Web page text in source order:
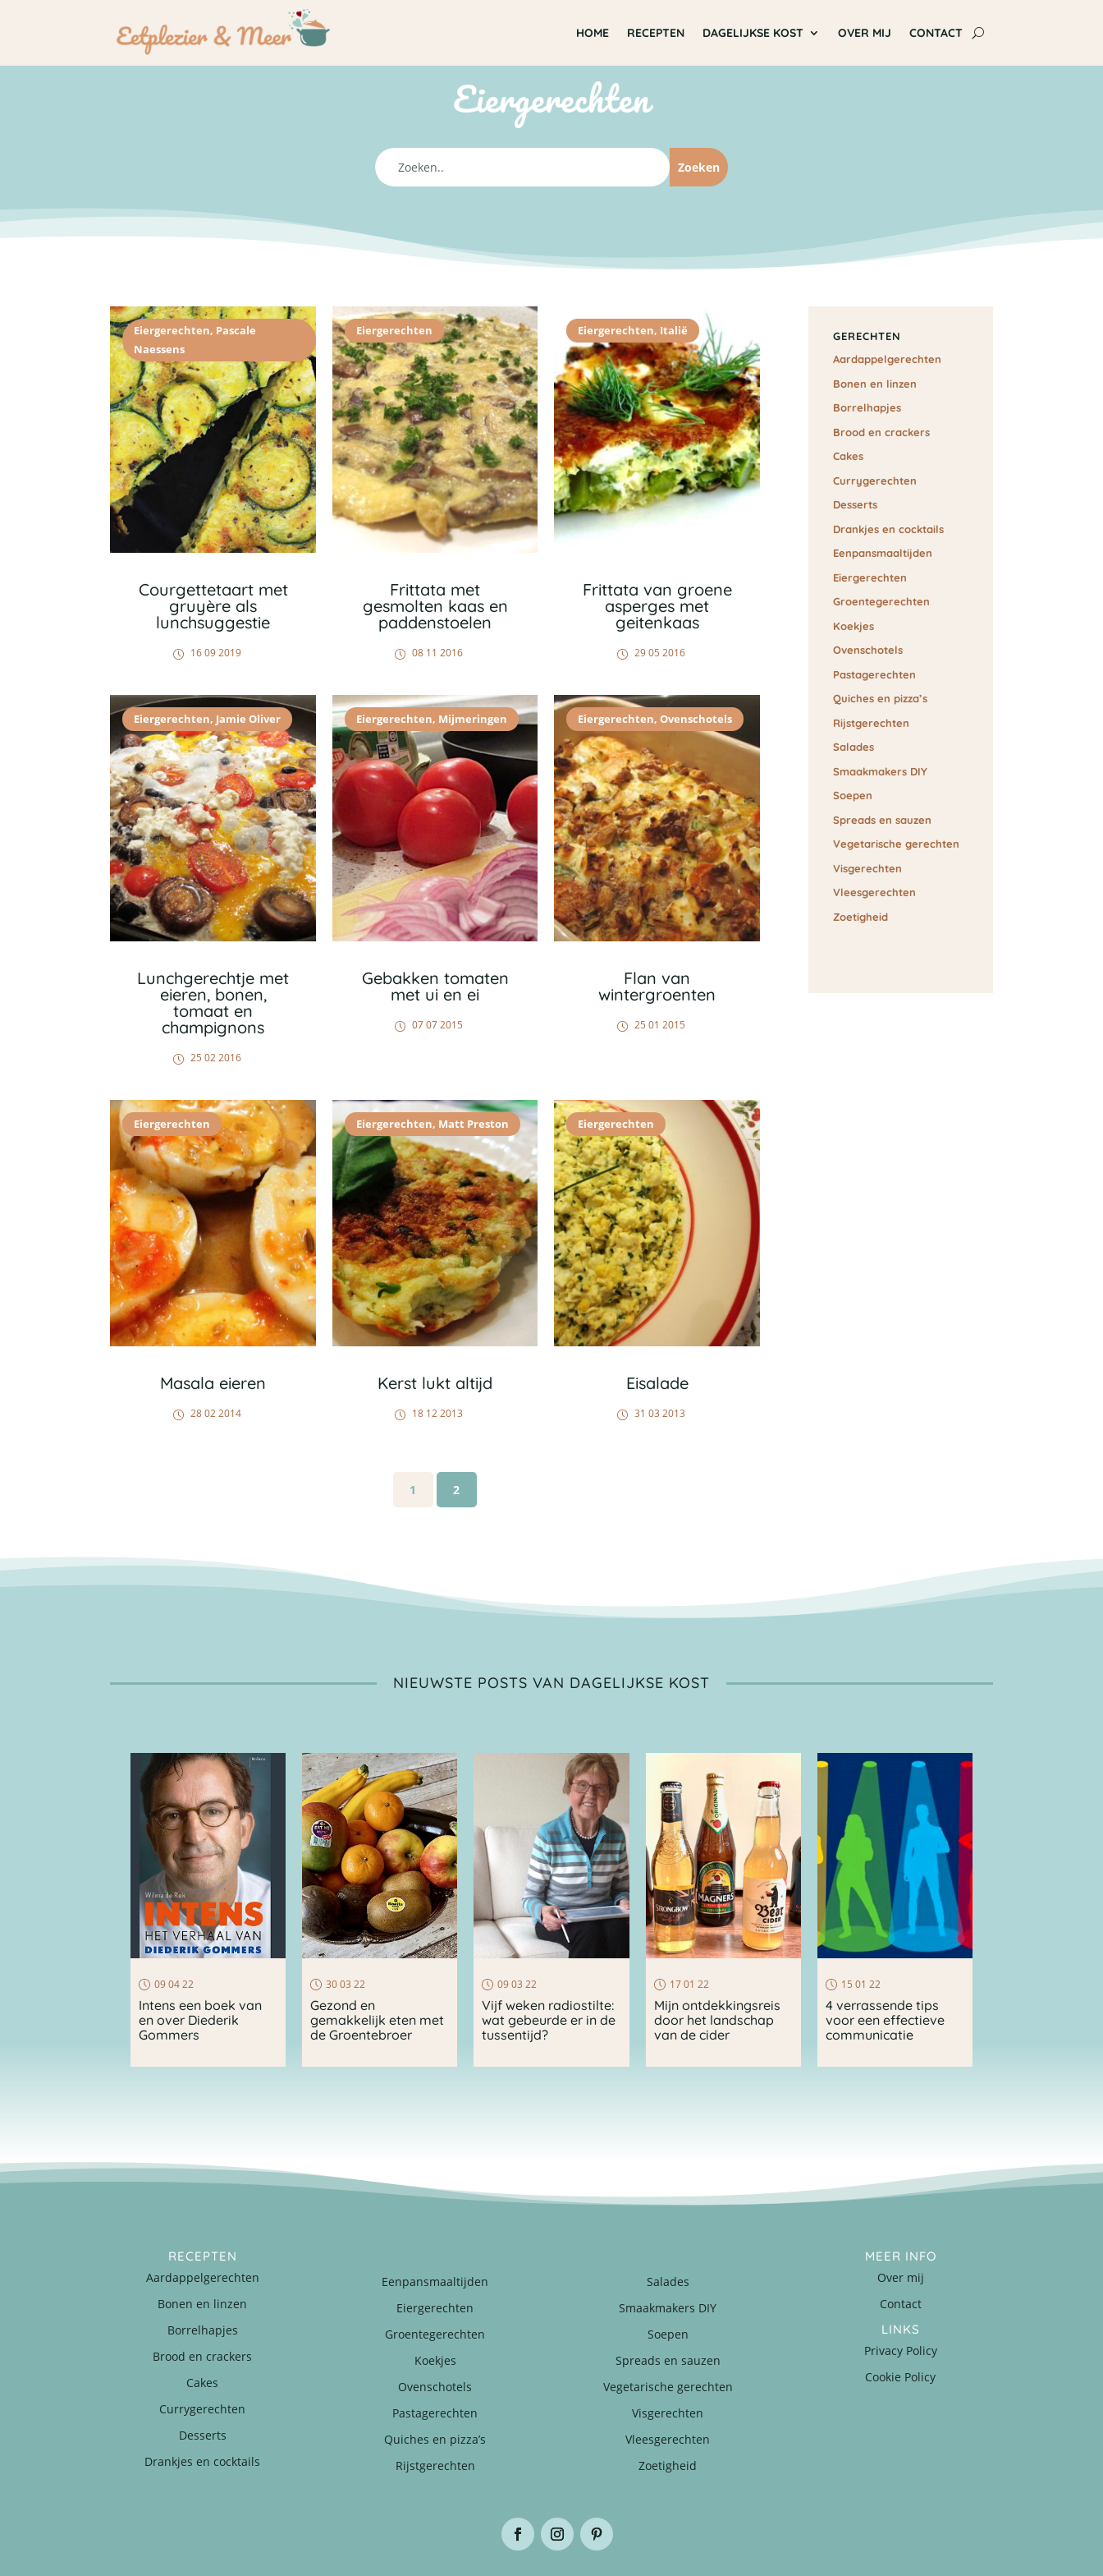
HOME RECEPTEN DAGELIJKSE KOST OVER MIJ CONTACT
Eiergerechten
Eiergerechten, Pascale
Naessens
Courgettetaart met
gruyère als
lunchsuggestie
16 09 2019
Eiergerechten
Frittata met
gesmolten kaas en
paddenstoelen
08 11 2016
Eiergerechten, Italië
Frittata van groene
asperges met
geitenkaas
29 05 2016
Eiergerechten, Jamie Oliver
Lunchgerechtje met
eieren, bonen,
tomaat en
champignons
25 02 2016
Eiergerechten, Mijmeringen
Gebakken tomaten
met ui en ei
07 07 2015
Eiergerechten,Ovenschotels
Flan van
wintergroenten
25 01 2015
Eiergerechten
Masala eieren
28 02 2014
Eiergerechten, Matt Preston
Kerst lukt altijd
18 12 2013
Eiergerechten
Eisalade
31 03 2013
1 2
GERECHTEN
Aardappelgerechten
Bonen en linzen
Borrelhapjes
Brood en crackers
Cakes
Currygerechten
Desserts
Drankjes en cocktails
Eenpansmaaltijden
Eiergerechten
Groentegerechten
Koekjes
Ovenschotels
Pastagerechten
Quiches en pizza’s
Rijstgerechten
Salades
Smaakmakers DIY
Soepen
Spreads en sauzen
Vegetarische gerechten
Visgerechten
Vleesgerechten
Zoetigheid
NIEUWSTE POSTS VAN DAGELIJKSE KOST
09 04 22
Intens een boek van
en over Diederik
Gommers
30 03 22
Gezond en
gemakkelijk eten met
de Groentebroer
09 03 22
Vijf weken radiostilte:
wat gebeurde er in de
tussentijd?
17 01 22
Mijn ontdekkingsreis
door het landschap
van de cider
15 01 22
4 verrassende tips
voor een effectieve
communicatie
RECEPTEN
Aardappelgerechten
Bonen en linzen
Borrelhapjes
Brood en crackers
Cakes
Currygerechten
Desserts
Drankjes en cocktails
Eenpansmaaltijden
Eiergerechten
Groentegerechten
Koekjes
Ovenschotels
Pastagerechten
Quiches en pizza’s
Rijstgerechten
Salades
Smaakmakers DIY
Soepen
Spreads en sauzen
Vegetarische gerechten
Visgerechten
Vleesgerechten
Zoetigheid
MEER INFO
Over mij
Contact
LINKS
Privacy Policy
Cookie Policy